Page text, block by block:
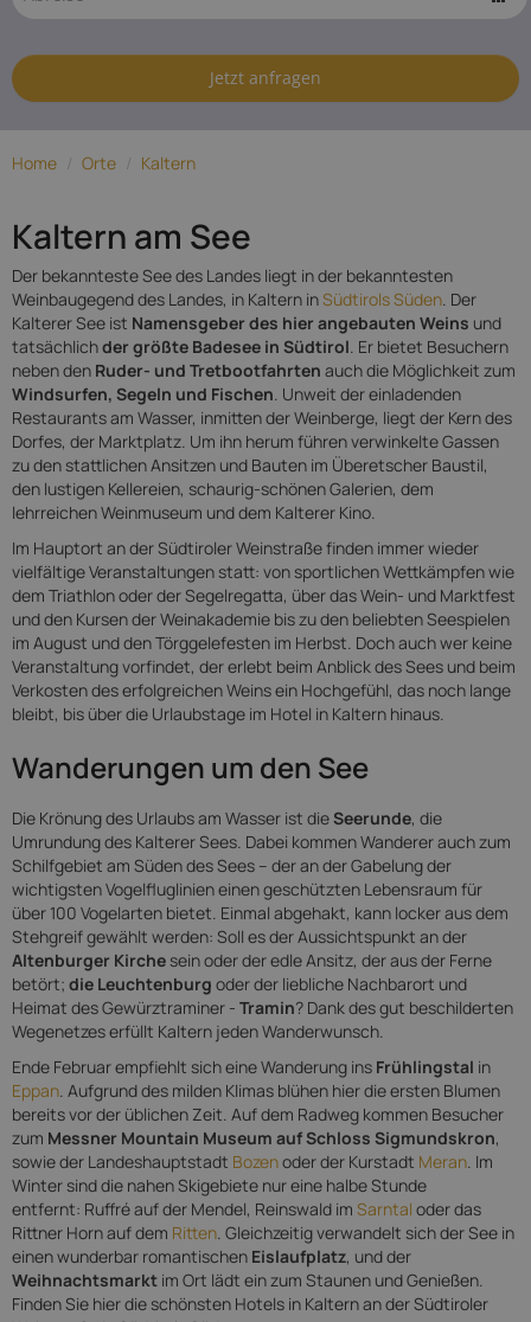
Hotels in
Kaltern Jetzt anfragen
Home / Orte / Kaltern
Kaltern am See
Der bekannteste See des Landes liegt in der bekanntesten
Weinbaugegend des Landes, in Kaltern inSüdtirols Süden. Der
Kalterer See ist Namensgeber des hier angebauten Weins und
tatsächlichder größte Badesee in Südtirol. Er bietet Besuchern
neben den Ruder- und Tretbootfahrten auch die Möglichkeit zum
Windsurfen, Segeln und Fischen. Unweit der einladenden
Restaurants am Wasser, inmitten der Weinberge, liegt der Kern des
Dorfes, der Marktplatz. Um ihn herum führen verwinkelte Gassen
zu den stattlichen Ansitzen und Bauten im Überetscher Baustil,
den lustigen Kellereien, schaurig-schönen Galerien, dem
lehrreichen Weinmuseum und dem Kalterer Kino.
Im Hauptort an der Südtiroler Weinstraße finden immer wieder
vielfältige Veranstaltungen statt: von sportlichen Wettkämpfen wie
dem Triathlon oder der Segelregatta, über das Wein- und Marktfest
und den Kursen der Weinakademie bis zu den beliebten Seespielen
im August und den Törggelefesten im Herbst. Doch auch wer keine
Veranstaltung vorfindet, der erlebt beim Anblick des Sees und beim
Verkosten des erfolgreichen Weins ein Hochgefühl, das noch lange
bleibt, bis über die Urlaubstage im Hotel in Kaltern hinaus.
Wanderungen um den See
Die Krönung des Urlaubs am Wasser ist dieSeerunde, die
Umrundung des Kalterer Sees. Dabei kommen Wanderer auch zum
Schilfgebiet am Süden des Sees – der an der Gabelung der
wichtigsten Vogelfluglinien einen geschützten Lebensraum für
über 100 Vogelarten bietet. Einmal abgehakt, kann locker aus dem
Stehgreif gewählt werden: Soll es der Aussichtspunkt an der
Altenburger Kirchesein oder der edle Ansitz, der aus der Ferne
betört; die Leuchtenburg oder der liebliche Nachbarort und
Heimat des Gewürztraminer - Tramin? Dank des gut beschilderten
Wegenetzes erfüllt Kaltern jeden Wanderwunsch.
Ende Februar empfiehlt sich eine Wanderung ins Frühlingstal in
Eppan. Aufgrund des milden Klimas blühen hier die ersten Blumen
bereits vor der üblichen Zeit. Auf dem Radweg kommen Besucher
zum Messner Mountain Museum auf Schloss Sigmundskron,
sowie der Landeshauptstadt Bozenoder der Kurstadt Meran. Im
Winter sind die nahen Skigebiete nur eine halbe Stunde
entfernt: Ruffré auf der Mendel, Reinswald im Sarntal oder das
Rittner Horn auf dem Ritten. Gleichzeitig verwandelt sich der See in
einen wunderbar romantischen Eislaufplatz, und der
Weihnachtsmarkt im Ort lädt ein zum Staunen und Genießen.
Finden Sie hier die schönsten Hotels in Kaltern an der Südtiroler